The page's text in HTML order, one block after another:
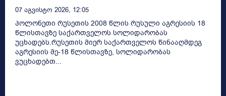
07 Აგვისტო 2026, 12:05
პოლონეთი რუსეთის 2008 წლის რუსული აგრესიის 18
წლისთავზე საქართველოს სოლიდარობას
უცხადებს.რუსეთის მიერ საქართველოს წინააღმდეგ
აგრესიის მე-18 წლისთავზე, სოლიდარობას
ვუცხადებთ...